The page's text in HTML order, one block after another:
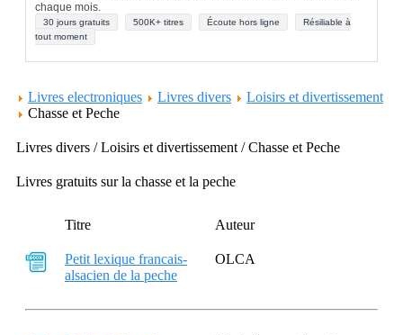
chaque mois.
30 jours gratuits 500K+ titres Écoute hors ligne
Résiliable à
tout moment
Livres electroniques Livres divers
Loisirs et divertissement
Chasse et Peche
Livres divers / Loisirs et divertissement / Chasse et Peche
Livres gratuits sur la chasse et la peche
Titre Auteur
Petit lexique francais-
alsacien de la peche
OLCA